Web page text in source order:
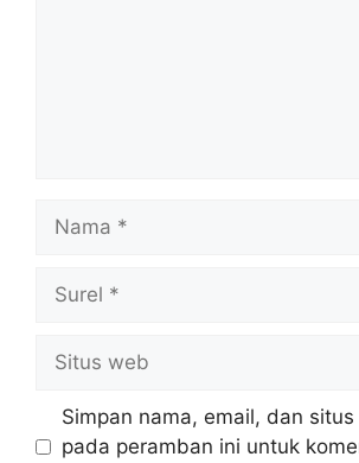
Nama
Surel
Situs
web
Simpan nama, email, dan
pada peramban ini untuk